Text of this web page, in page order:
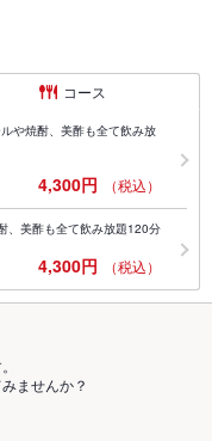
コース
や焼酎、美酢も全て飲み放
4,300円 （税込）
、美酢も全て飲み放題120分
4,300円 （税込）
ませんか？